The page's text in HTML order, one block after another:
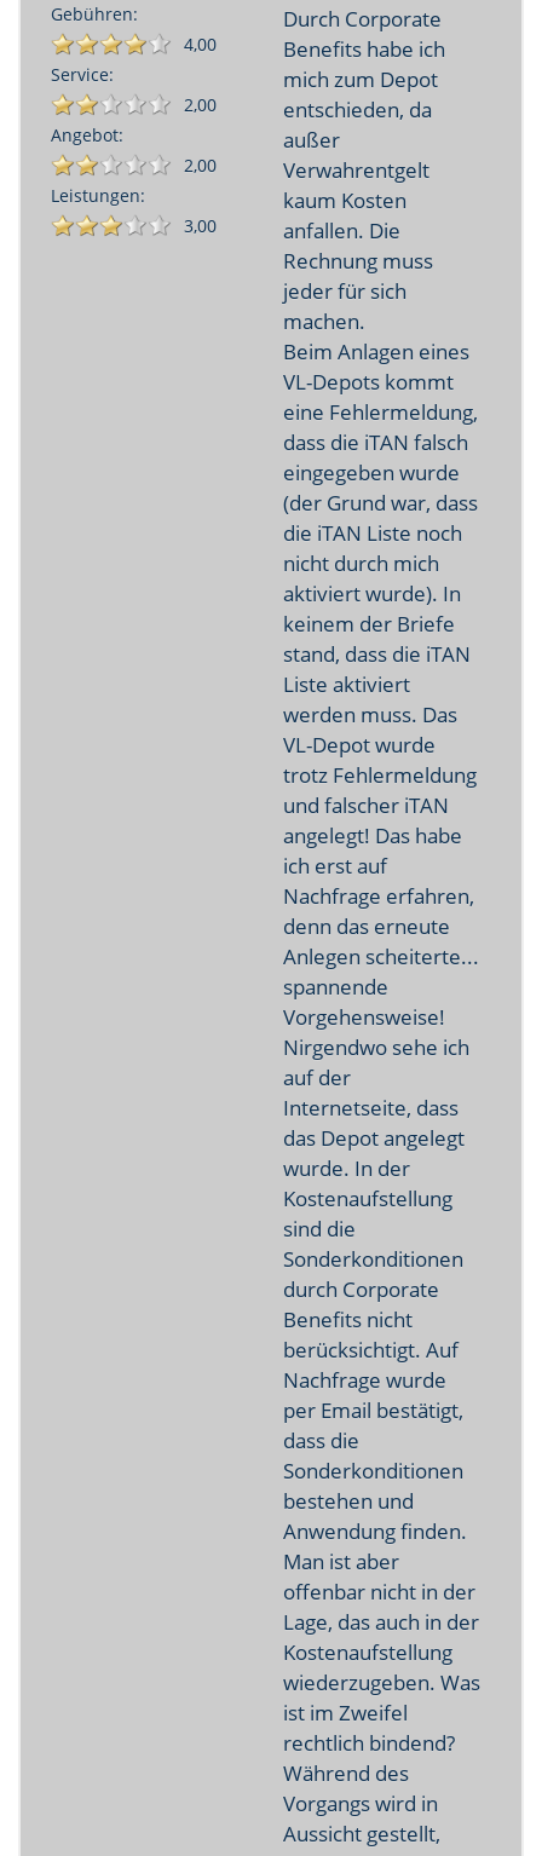
Gebühren:
4,00
Service:
2,00
Angebot:
2,00
Leistungen:
3,00
Durch Corporate
Benefits habe ich
mich zum Depot
entschieden, da
außer
Verwahrentgelt
kaum Kosten
anfallen. Die
Rechnung muss
jeder für sich
machen.
Beim Anlagen eines
VL-Depots kommt
eine Fehlermeldung,
dass die iTAN falsch
eingegeben wurde
(der Grund war, dass
die iTAN Liste noch
nicht durch mich
aktiviert wurde). In
keinem der Briefe
stand, dass die iTAN
Liste aktiviert
werden muss. Das
VL-Depot wurde
trotz Fehlermeldung
und falscher iTAN
angelegt! Das habe
ich erst auf
Nachfrage erfahren,
denn das erneute
Anlegen scheiterte...
spannende
Vorgehensweise!
Nirgendwo sehe ich
auf der
Internetseite, dass
das Depot angelegt
wurde. In der
Kostenaufstellung
sind die
Sonderkonditionen
durch Corporate
Benefits nicht
berücksichtigt. Auf
Nachfrage wurde
per Email bestätigt,
dass die
Sonderkonditionen
bestehen und
Anwendung finden.
Man ist aber
offenbar nicht in der
Lage, das auch in der
Kostenaufstellung
wiederzugeben. Was
ist im Zweifel
rechtlich bindend?
Während des
Vorgangs wird in
Aussicht gestellt,